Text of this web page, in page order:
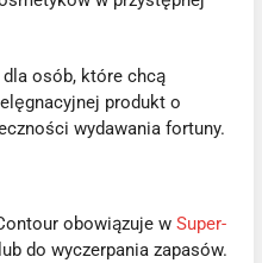
osób, które chcą
produkt o
wydawania fortuny.
obowiązuje w Super-
do wyczerpania zapasów.